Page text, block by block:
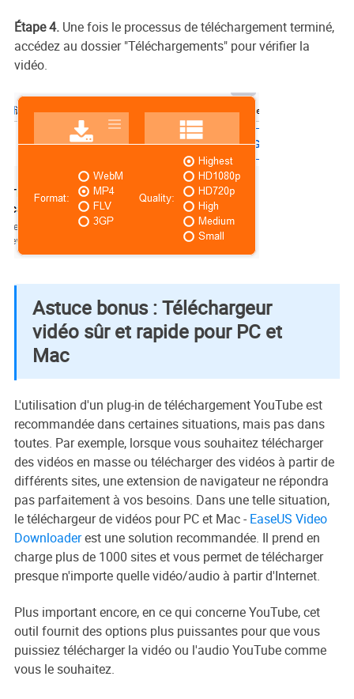
Étape 4.Une fois le processus de téléchargement terminé,
accédez au dossier "Téléchargements" pour vérifier la
vidéo.
Astuce bonus : Téléchargeur
vidéo sûr et rapide pour PC et
Mac
L'utilisation d'un plug-in de téléchargement YouTube est
recommandée dans certaines situations, mais pas dans
toutes. Par exemple, lorsque vous souhaitez télécharger
des vidéos en masse ou télécharger des vidéos à partir de
différents sites, une extension de navigateur ne répondra
pas parfaitement à vos besoins. Dans une telle situation,
le téléchargeur de vidéos pour PC et Mac - EaseUS Video
Downloaderest une solution recommandée. Il prend en
charge plus de 1000 sites et vous permet de télécharger
presque n'importe quelle vidéo/audio à partir d'Internet.
Plus important encore, en ce qui concerne YouTube, cet
outil fournit des options plus puissantes pour que vous
puissiez télécharger la vidéo ou l'audio YouTube comme
vous le souhaitez.